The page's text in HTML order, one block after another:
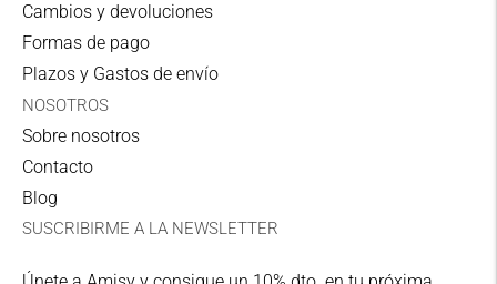
Cambios y devoluciones
Formas de pago
Plazos y Gastos de envío
NOSOTROS
Sobre nosotros
Contacto
Blog
SUSCRIBIRME A LA NEWSLETTER